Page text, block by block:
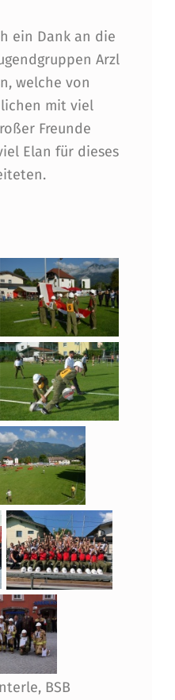
ein Dank an die
Arzl
welche von
mit viel
Freunde
Elan für dieses
BSB